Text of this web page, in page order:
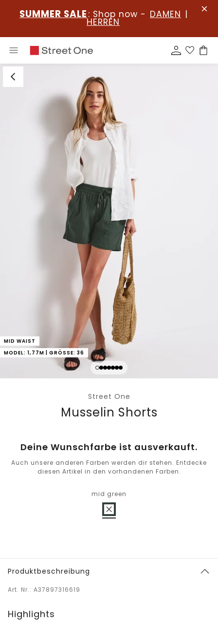
SUMMER SALE : Shop now - DAMEN |
HERREN
MID WAIST
MODEL: 1,77M | GRÖSSE: 36
Street One
Musselin Shorts
Deine Wunschfarbe ist ausverkauft.
Auch unsere anderen Farben werden dir stehen. Entdecke
diesen Artikel in den vorhandenen Farben.
mid green
Produktbeschreibung
Art. Nr.: A37897316619
Highlights